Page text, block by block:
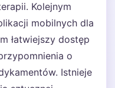
Kolejnym
mobilnych dla
łatwiejszy dostęp
o
Istnieje